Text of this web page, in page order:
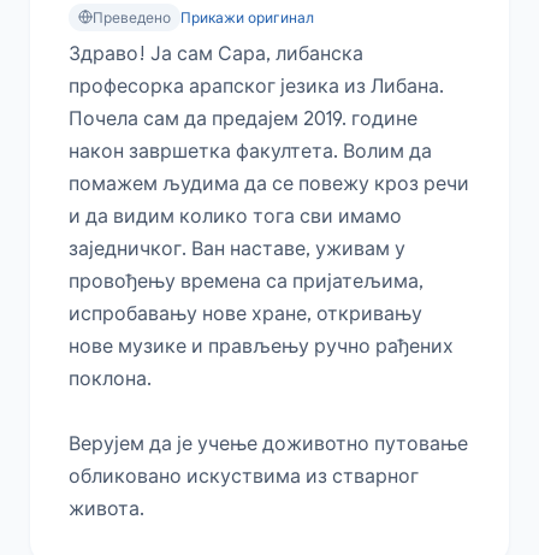
Преведено Прикажи оригинал
Здраво! Ја сам Сара, либанска
професорка арапског језика из Либана.
Почела сам да предајем 2019. године
након завршетка факултета. Волим да
помажем људима да се повежу кроз речи
и да видим колико тога сви имамо
заједничког. Ван наставе, уживам у
провођењу времена са пријатељима,
испробавању нове хране, откривању
нове музике и прављењу ручно рађених
поклона.
Верујем да је учење доживотно путовање
обликовано искуствима из стварног
живота.